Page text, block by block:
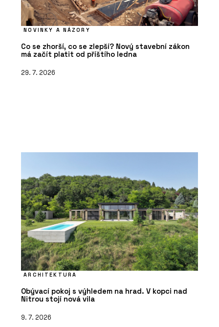
NOVINKY A NÁZORY
Co se zhorší, co se zlepší? Nový stavební zákon
má začít platit od příštího ledna
29. 7. 2026
ARCHITEKTURA
Obývací pokoj s výhledem na hrad. V kopci nad
Nitrou stojí nová vila
9. 7. 2026